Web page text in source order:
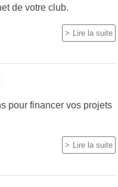
de votre club.
Lire la suite
pour financer vos projets
Lire la suite